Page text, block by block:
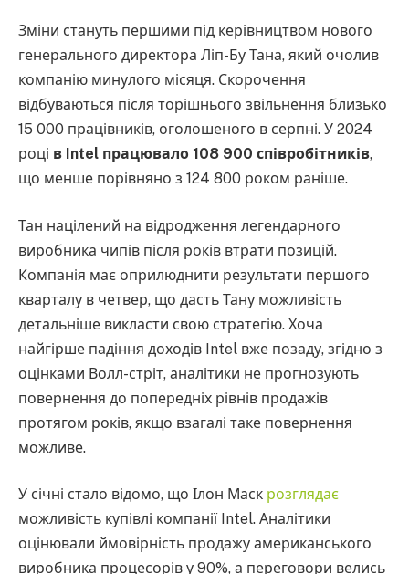
Зміни стануть першими під керівництвом нового
генерального директора Ліп-Бу Тана, який очолив
компанію минулого місяця. Скорочення
відбуваються після торішнього звільнення близько
15 000 працівників, оголошеного в серпні. У 2024
році в Intel працювало 108 900 співробітників,
що менше порівняно з 124 800 роком раніше.
Тан націлений на відродження легендарного
виробника чипів після років втрати позицій.
Компанія має оприлюднити результати першого
кварталу в четвер, що дасть Тану можливість
детальніше викласти свою стратегію. Хоча
найгірше падіння доходів Intel вже позаду, згідно з
оцінками Волл-стріт, аналітики не прогнозують
повернення до попередніх рівнів продажів
протягом років, якщо взагалі таке повернення
можливе.
У січні стало відомо, що Ілон Маск розглядає
можливість купівлі компанії Intel. Аналітики
оцінювали ймовірність продажу американського
виробника процесорів у 90%, а переговори велись